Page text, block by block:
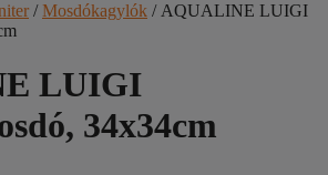
/Mosdókagylók / AQUALINE LUIGI
LUIGI
34x34cm